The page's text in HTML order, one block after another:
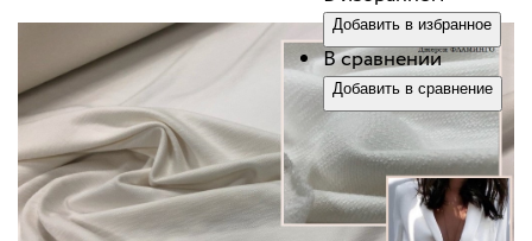
Добавить в избранное
В сравнении
Добавить в сравнение